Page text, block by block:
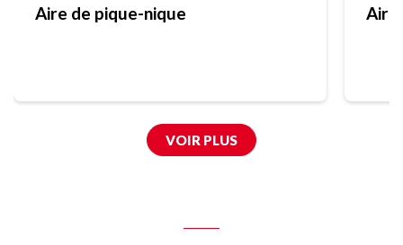
Aire de pique-nique Aire
VOIR PLUS